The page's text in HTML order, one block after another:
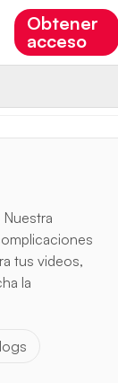
Obtener
acceso
tus videos,
la